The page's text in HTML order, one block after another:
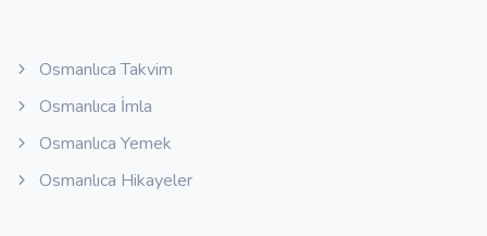
Osmanlıca Takvim
Osmanlıca İmla
Osmanlıca Yemek
Osmanlıca Hikayeler